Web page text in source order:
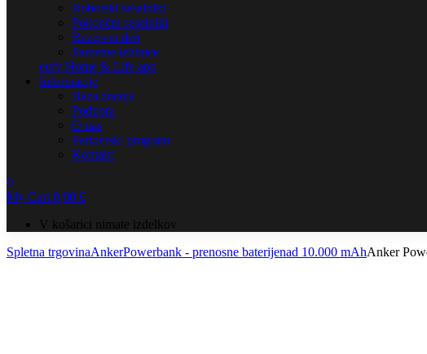
Robotski sesalniki
Pokončni sesalniki
Rezervni deli
Pametne tehtnice
eufy Home & Life app
Informacije
Baza znanja
Podpora
O nas
Partnerski program
Kontakt
0
My Cart0,00 €
V košarici nimate izdelkov
Spletna trgovinaAnkerPowerbank - prenosne baterijenad 10.000 mAhAnker